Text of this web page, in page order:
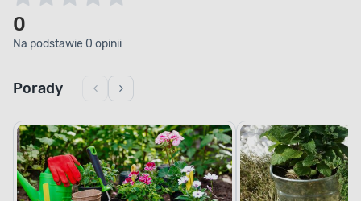
0
Na podstawie 0 opinii
Porady